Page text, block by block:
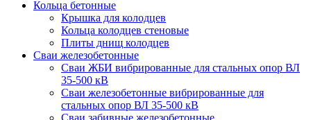
Кольца бетонные
Крышка для колодцев
Кольца колодцев стеновые
Плиты днищ колодцев
Сваи железобетонные
Сваи ЖБИ вибрированные для стальных опор ВЛ
35-500 кВ
Сваи железобетонные вибрированные для
стальных опор ВЛ 35-500 кВ
Сваи забивные железобетонные